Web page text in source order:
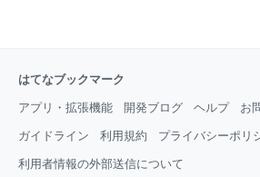
はてなブックマーク
アプリ・拡張機能 開発ブログ ヘルプ お
ガイドライン 利用規約 プライバシーポリ
利用者情報の外部送信について